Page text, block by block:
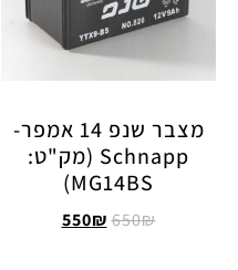
מצבר שנפ 14 אמפר-
Schnapp (מק"ט:
MG14BS)
650₪
550₪